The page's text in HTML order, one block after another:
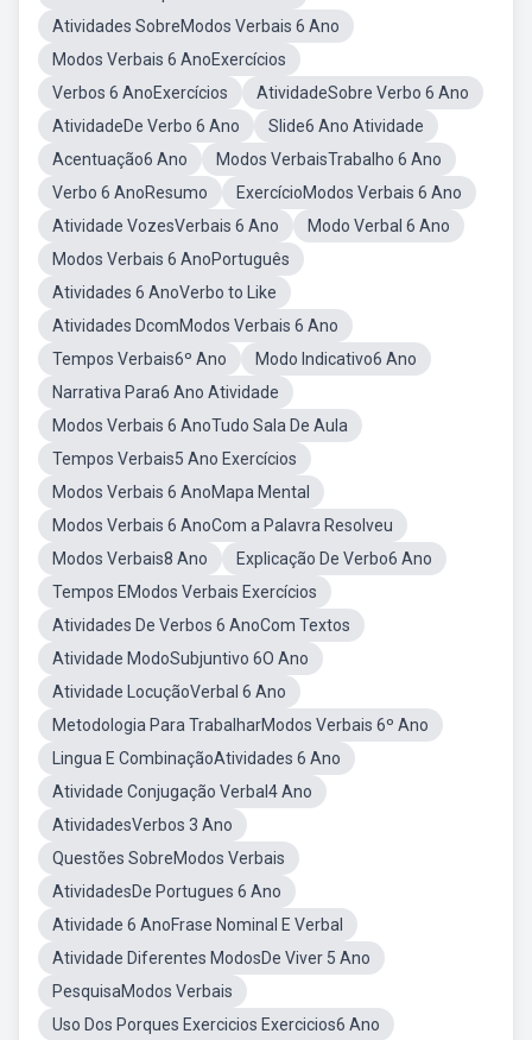
Atividades SobreModos Verbais 6 Ano
Modos Verbais 6 AnoExercícios
Verbos 6 AnoExercícios
AtividadeSobre Verbo 6 Ano
AtividadeDe Verbo 6 Ano
Slide6 Ano Atividade
Acentuação6 Ano
Modos VerbaisTrabalho 6 Ano
Verbo 6 AnoResumo
ExercícioModos Verbais 6 Ano
Atividade VozesVerbais 6 Ano
Modo Verbal 6 Ano
Modos Verbais 6 AnoPortuguês
Atividades 6 AnoVerbo to Like
Atividades DcomModos Verbais 6 Ano
Tempos Verbais6º Ano
Modo Indicativo6 Ano
Narrativa Para6 Ano Atividade
Modos Verbais 6 AnoTudo Sala De Aula
Tempos Verbais5 Ano Exercícios
Modos Verbais 6 AnoMapa Mental
Modos Verbais 6 AnoCom a Palavra Resolveu
Modos Verbais8 Ano
Explicação De Verbo6 Ano
Tempos EModos Verbais Exercícios
Atividades De Verbos 6 AnoCom Textos
Atividade ModoSubjuntivo 6O Ano
Atividade LocuçãoVerbal 6 Ano
Metodologia Para TrabalharModos Verbais 6º Ano
Lingua E CombinaçãoAtividades 6 Ano
Atividade Conjugação Verbal4 Ano
AtividadesVerbos 3 Ano
Questões SobreModos Verbais
AtividadesDe Portugues 6 Ano
Atividade 6 AnoFrase Nominal E Verbal
Atividade Diferentes ModosDe Viver 5 Ano
PesquisaModos Verbais
Uso Dos Porques Exercicios Exercicios6 Ano